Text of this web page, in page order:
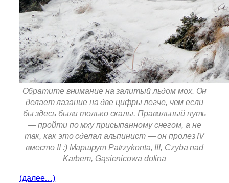
Обратите внимание на залитый льдом мох. Он
делает лазание на две цифры легче, чем если
бы здесь были только скалы. Правильный путь
— пройти по мху присыпанному снегом, а не
так, как это сделал альпинист — он пролез IV
вместо II :) Маршрут Patrzykonta, III, Czyba nad
Karbem, Gąsienicowa dolina
(далее…)